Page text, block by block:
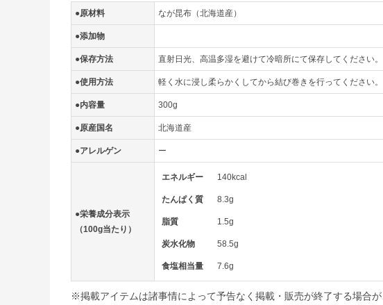
●原材料 なが昆布（北海道産）
●添加物
●保存方法 直射日光、高温多湿を避けて冷暗所にて保存してください。
●使用方法 軽く水に浸し柔らかくしてから結び巻きを行ってください。
●内容量 300g
●原産国名 北海道産
●アレルゲン ー
●栄養成分表示
（100g当たり）
エネルギー 140kcal
たんぱく質 8.3g
脂質 1.5g
炭水化物 58.5g
食塩相当量 7.6g
※掲載アイテムは諸事情によって予告なく掲載・販売が終了する場合が